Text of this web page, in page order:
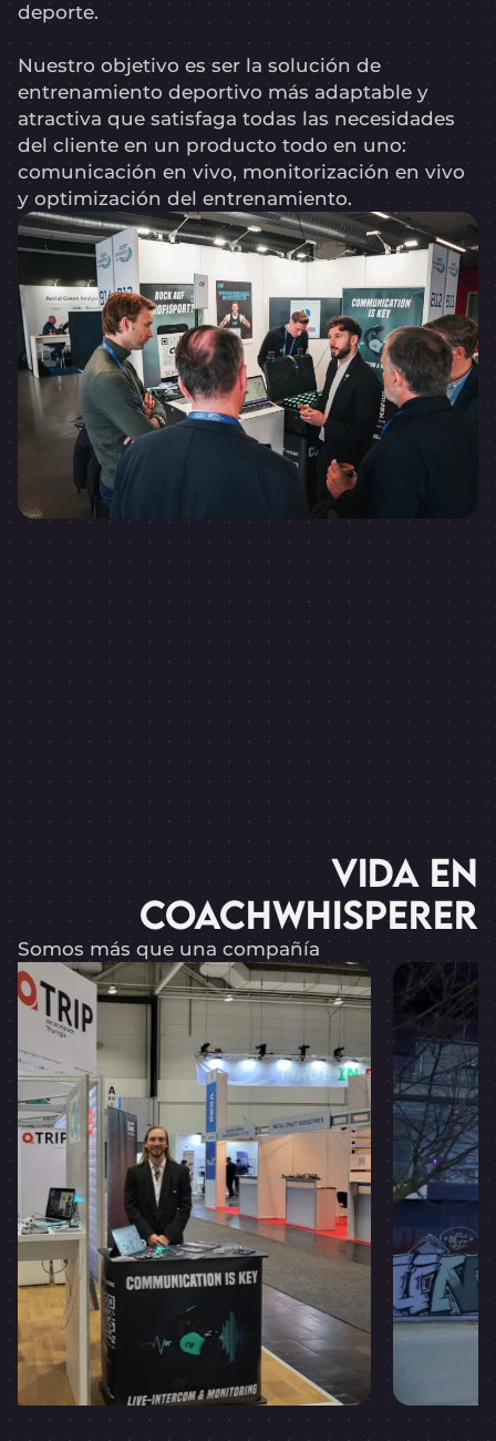
deporte.
Nuestro objetivo es ser la solución de
entrenamiento deportivo más adaptable y
atractiva que satisfaga todas las necesidades
del cliente en un producto todo en uno:
comunicación en vivo, monitorización en vivo
y optimización del entrenamiento.
VIDA EN
COACHWHISPERER
Somos más que una compañía